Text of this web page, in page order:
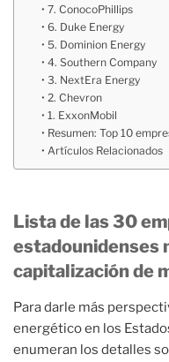
7. ConocoPhillips
6. Duke Energy
5. Dominion Energy
4. Southern Company
3. NextEra Energy
2. Chevron
1. ExxonMobil
Resumen: Top 10
Artículos Relacionados
Lista de las 30
estadounidenses
capitalización de
Para darle más
energético en los
enumeran los detalles